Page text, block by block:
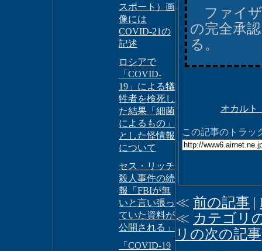
スポート）画
像には
COVID-21の
記述
ロシアで
「COVID-
19」による犠
牲者を検死し
た結果「細菌
によるもの」
とした怪情報
について
セス・リッチ
殺人事件の続
報「FBIが無
いと言い張っ
ていた資料が
公開される」
「COVID-19
ファイザ
の完全承
る。
オカルト
この記事のトラッ
≪ 前の記事 |
≪ カテゴリ
リの次の記事